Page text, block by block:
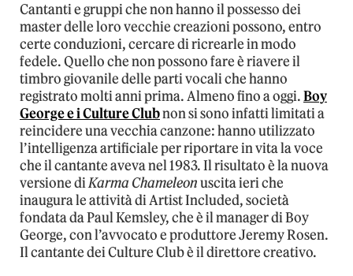
Cantanti e gruppi che non hanno il possesso dei
master delle loro vecchie creazioni possono, entro
certe conduzioni, cercare di ricrearle in modo
fedele. Quello che non possono fare è riavere il
timbro giovanile delle parti vocali che hanno
registrato molti anni prima. Almeno fino a oggi.Boy
George e i Culture Clubnon si sono infatti limitati a
reincidere una vecchia canzone: hanno utilizzato
l’intelligenza artificiale per riportare in vita la voce
che il cantante aveva nel 1983. Il risultato è la nuova
versione diKarma Chameleonuscita ieri che
inaugura le attività di Artist Included, società
fondata da Paul Kemsley, che è il manager di Boy
George, con l’avvocato e produttore Jeremy Rosen.
Il cantante dei Culture Club è il direttore creativo.